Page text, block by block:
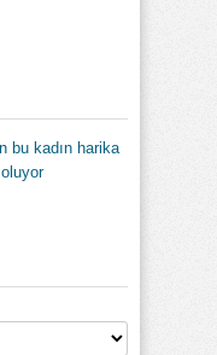
bu kadın harika